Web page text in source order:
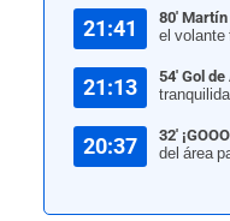
21:41 80' Martín
el volante
21:13 54' Gol
20:37 32'
del área